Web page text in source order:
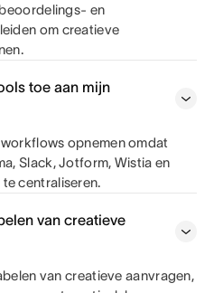
en
om creatieve
toe aan mijn
opnemen omdat
Slack, Jotform, Wistia en
centraliseren.
van creatieve
van creatieve aanvragen,